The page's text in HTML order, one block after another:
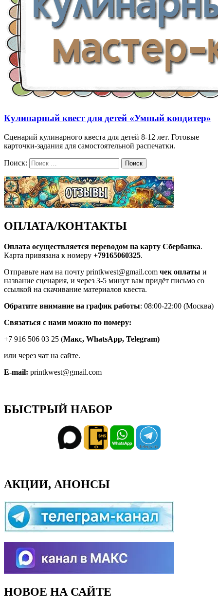
Кулинарный квест для детей «Умный кондитер»
Сценарий кулинарного квеста для детей 8-12 лет. Готовые
карточки-задания для самостоятельной распечатки.
Поиск: Поиск
ОПЛАТА/КОНТАКТЫ
Оплата осуществляется переводом на карту Сбербанка.
Карта привязана к номеру +79165060325.
Отправьте нам на почту printkwest@gmail.com чек оплаты и
название сценария, и через 3-5 минут вам придёт письмо со
ссылкой на скачивание материалов квеста.
Обратите внимание на график работы: 08:00-22:00 (Москва)
Связаться с нами можно по номеру:
+7 916 506 03 25 (Макс, WhatsApp, Telegram)
или через чат на сайте.
E-mail: printkwest@gmail.com
БЫСТРЫЙ НАБОР
АКЦИИ, АНОНСЫ
НОВОЕ НА САЙТЕ